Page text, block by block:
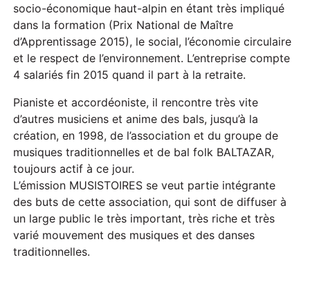
socio-économique haut-alpin en étant très impliqué
dans la formation (Prix National de Maître
d’Apprentissage 2015), le social, l’économie circulaire
et le respect de l’environnement. L’entreprise compte
4 salariés fin 2015 quand il part à la retraite.
Pianiste et accordéoniste, il rencontre très vite
d’autres musiciens et anime des bals, jusqu’à la
création, en 1998, de l’association et du groupe de
musiques traditionnelles et de bal folk BALTAZAR,
toujours actif à ce jour.
L’émission MUSISTOIRES se veut partie intégrante
des buts de cette association, qui sont de diffuser à
un large public le très important, très riche et très
varié mouvement des musiques et des danses
traditionnelles.